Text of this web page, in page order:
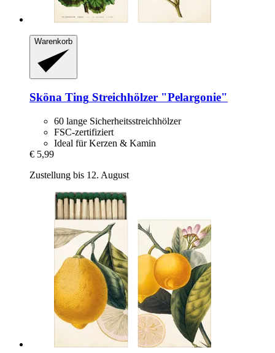
Warenkorb
Sköna Ting Streichhölzer "Pelargonie"
60 lange Sicherheitsstreichhölzer
FSC-zertifiziert
Ideal für Kerzen & Kamin
€ 5,99
Zustellung bis 12. August